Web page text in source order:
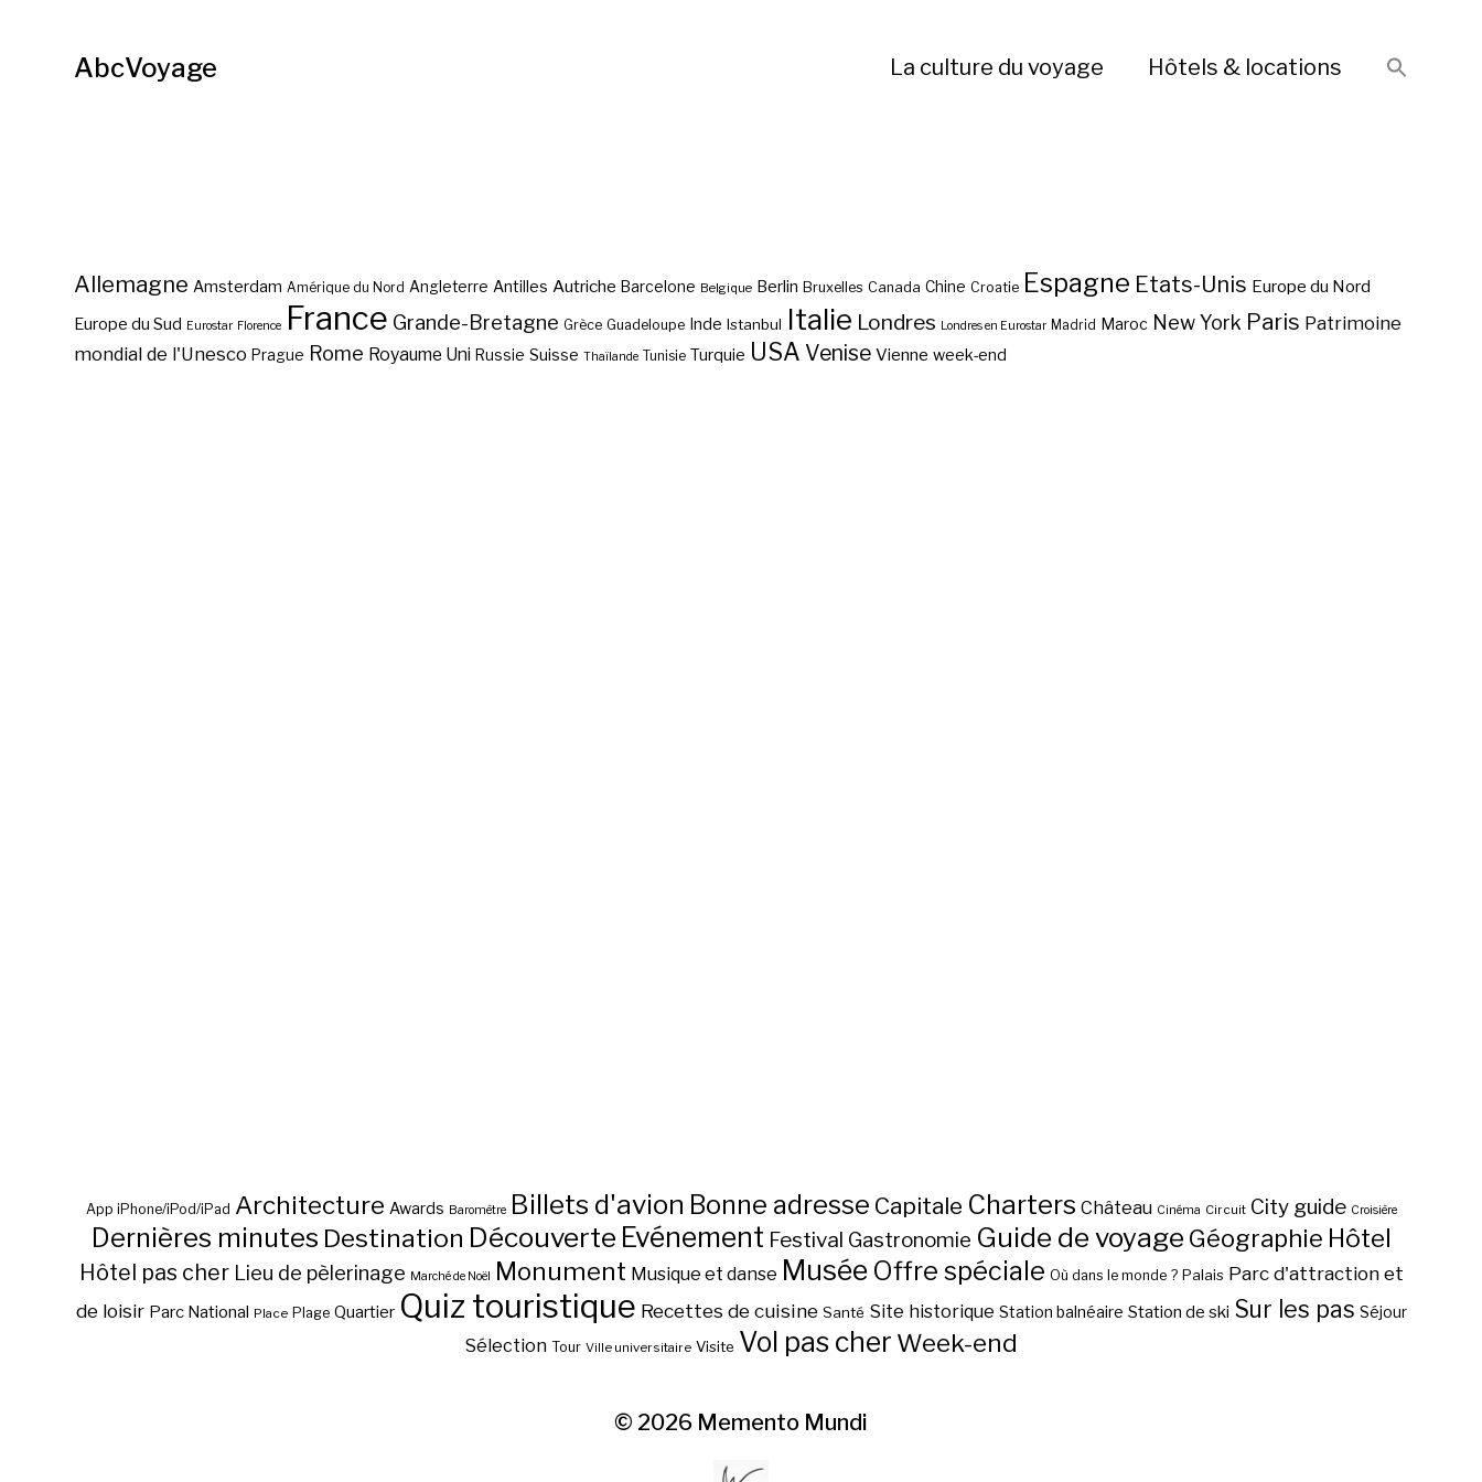
AbcVoyage La culture du voyage Hôtels & locations
Allemagne Amsterdam Amérique du Nord Angleterre Antilles Autriche Barcelone Belgique Berlin Bruxelles Canada Chine Croatie Espagne Etats-Unis Europe du Nord
Europe du Sud Eurostar Florence France Grande-Bretagne Grèce Guadeloupe Inde Istanbul Italie Londres Londres en Eurostar Madrid Maroc New York Paris Patrimoine
mondial de l'Unesco Prague Rome Royaume Uni Russie Suisse Thaïlande Tunisie Turquie USA Venise Vienne week-end
App iPhone/iPod/iPad Architecture Awards Baromètre Billets d'avion Bonne adresse Capitale Charters Château Cinéma Circuit City guide Croisière
Dernières minutes Destination Découverte Evénement Festival Gastronomie Guide de voyage Géographie Hôtel
Hôtel pas cher Lieu de pèlerinage Marché de Noël Monument Musique et danse Musée Offre spéciale Où dans le monde ? Palais Parc d'attraction et
de loisir Parc National Place Plage Quartier Quiz touristique Recettes de cuisine Santé Site historique Station balnéaire Station de ski Sur les pas Séjour
Sélection Tour Ville universitaire Visite Vol pas cher Week-end
© 2026 Memento Mundi